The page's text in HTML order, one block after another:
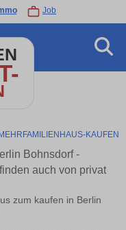
Job
MEHRFAMILIENHAUS-KAUFEN
Bohnsdorf -
auch von privat
zum kaufen in Berlin